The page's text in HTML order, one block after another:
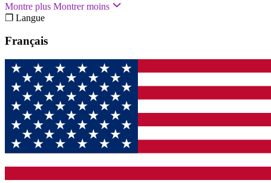
Montre plus Montrer moins
❐ Langue
Français